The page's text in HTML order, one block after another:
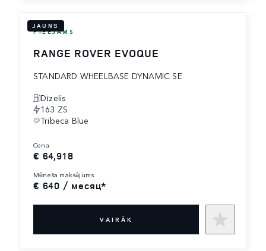
JAUNS
PIEEJAMS
RANGE ROVER EVOQUE
STANDARD WHEELBASE DYNAMIC SE
Dīzelis
163 ZS
Tribeca Blue
cena
€ 64,918
mēneša maksājums
€ 640 / месяц*
VAIRĀK